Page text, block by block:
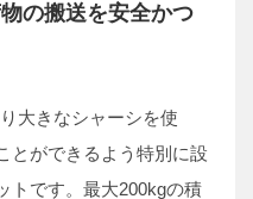
の搬送を安全かつ
大きなシャーシを使
とができるよう特別に設
トです。最大200kgの積